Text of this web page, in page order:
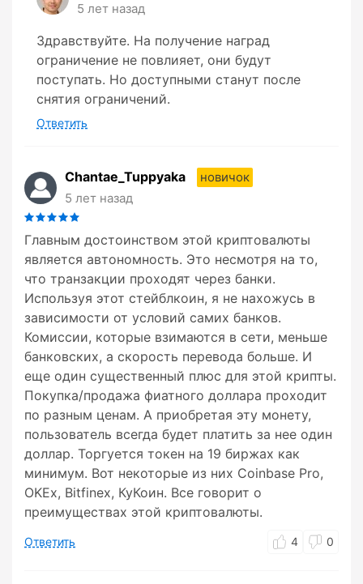
5 лет назад
Здравствуйте. На получение наград
ограничение не повлияет, они будут
поступать. Но доступными станут после
снятия ограничений.
Ответить
Chantae_Tuppyaka
новичок
5 лет назад
Главным достоинством этой криптовалюты
является автономность. Это несмотря на то,
что транзакции проходят через банки.
Используя этот стейблкоин, я не нахожусь в
зависимости от условий самих банков.
Комиссии, которые взимаются в сети, меньше
банковских, а скорость перевода больше. И
еще один существенный плюс для этой крипты.
Покупка/продажа фиатного доллара проходит
по разным ценам. А приобретая эту монету,
пользователь всегда будет платить за нее один
доллар. Торгуется токен на 19 биржах как
минимум. Вот некоторые из них Coinbase Pro,
OKEх, Bitfinex, КуКоин. Все говорит о
преимуществах этой криптовалюты.
Ответить 4 0